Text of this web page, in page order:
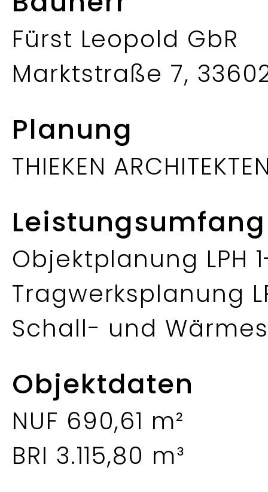
Fürst Leopold GbR
Marktstraße 7,
Planung
THIEKEN
Leistungsumfang
Objektplanung LPH
Tragwerksplanung
Schall- und
Objektdaten
NUF 690,61 m²
BRI 3.115,80 m³